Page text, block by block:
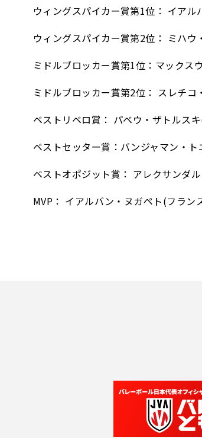
ウィングスパイカー賞第1位： イア
ウィングスパイカー賞第2位： ミハウ
ミドルブロッカー賞第1位：マックス
ミドルブロッカー賞第2位： スレチ
ベストリベロ賞： パベウ・ザトルス
ベストセッター賞：バンジャマン・
ベストオポジット賞： アレクサンダ
MVP： イアルバン・ヌガペト(フラン